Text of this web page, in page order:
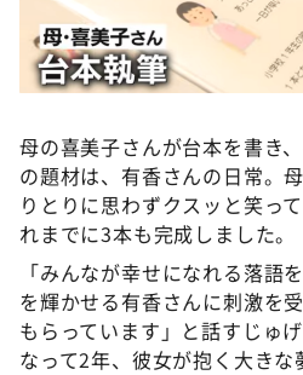
母の喜美子さんが台本を書き
の題材は、有香さんの日常。
りとりに思わずクスッと笑っ
れまでに3本も完成しました。
「みんなが幸せになれる落語
を輝かせる有香さんに刺激を
もらっています」と話すじゅ
なって2年、彼女が抱く大きな